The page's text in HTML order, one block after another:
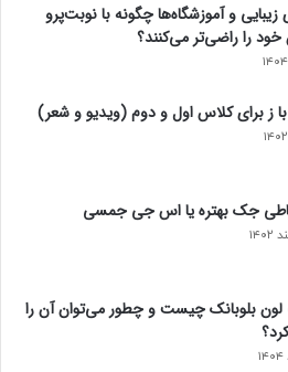
و آموزشگاه‌ها چگونه با نوبت‌پرو
خود را راضی‌تر می‌کنند؟
جک بهتره یا اس جی جمسی
بلوبانک چیست و چطور می‌توان آن را